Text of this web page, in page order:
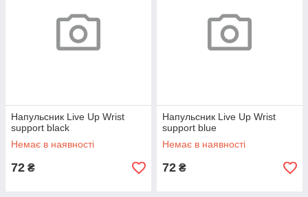
Напульсник Live Up Wrist
support black
Немає в наявності
72 ₴
Напульсник Live Up Wrist
support blue
Немає в наявності
72 ₴